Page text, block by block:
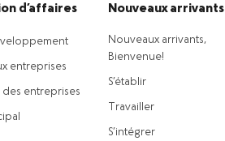
d’affaires
entreprises
des entreprises
Nouveaux arrivants
Nouveaux arrivants,
Bienvenue!
S’établir
Travailler
S’intégrer